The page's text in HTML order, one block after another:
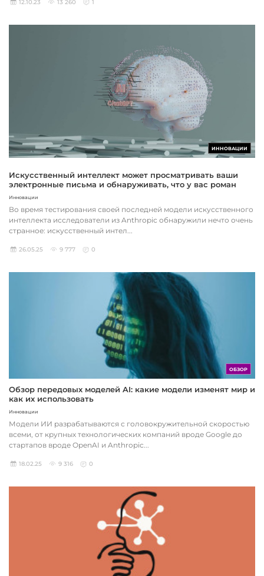
12.10.23 13 260 1
ИННОВАЦИИ
Искусственный интеллект может просматривать ваши
электронные письма и обнаруживать, что у вас роман
Инновации
Во время тестирования своей последней модели искусственного
интеллекта исследователи из Anthropic обнаружили нечто очень
странное: искусственный интел...
26.05.25 9 777 0
ОБЗОР
Обзор передовых моделей AI: какие модели изменят мир и
как их использовать
Инновации
Модели ИИ разрабатываются с головокружительной скоростью
всеми, от крупных технологических компаний вроде Google до
стартапов вроде OpenAI и Anthropic...
18.02.25 9 316 0